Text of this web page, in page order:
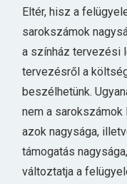
Eltér, hisz a
sarokszámok
a színház tervezési
tervezésről a
beszélhetünk.
nem a sarokszámok
azok nagysága,
támogatás
változtatja a